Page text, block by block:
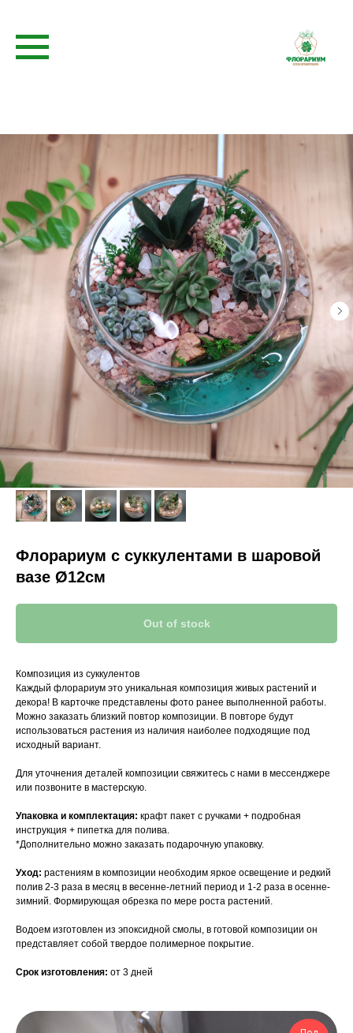
Флорариум с суккулентами в шаровой
вазе Ø12см
Out of stock
Композиция из суккулентов
Каждый флорариум это уникальная композиция живых растений и
декора! В карточке представлены фото ранее выполненной работы.
Можно заказать близкий повтор композиции. В повторе будут
использоваться растения из наличия наиболее подходящие под
исходный вариант.
Для уточнения деталей композиции свяжитесь с нами в мессенджере
или позвоните в мастерскую.
Упаковка и комплектация: крафт пакет с ручками + подробная
инструкция + пипетка для полива.
*Дополнительно можно заказать подарочную упаковку.
Уход: растениям в композиции необходим яркое освещение и редкий
полив 2-3 раза в месяц в весенне-летний период и 1-2 раза в осенне-
зимний. Формирующая обрезка по мере роста растений.
Водоем изготовлен из эпоксидной смолы, в готовой композиции он
представляет собой твердое полимерное покрытие.
Срок изготовления: от 3 дней